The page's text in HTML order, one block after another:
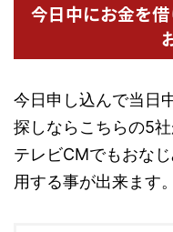
今日中にお金を
今日申し込んで当日
探しならこちらの5社
テレビCMでもおな
用する事が出来ます。